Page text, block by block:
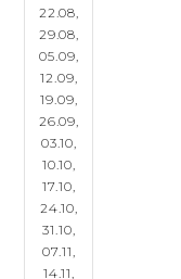
22.08,
29.08,
05.09,
12.09,
19.09,
26.09,
03.10,
10.10,
17.10,
24.10,
31.10,
07.11,
14.11,